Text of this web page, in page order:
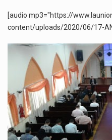
[audio mp3="https://
content/uploads/2020/06/17-